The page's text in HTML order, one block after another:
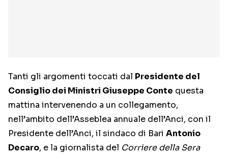
Tanti gli argomenti toccati dal Presidente del
Consiglio dei Ministri Giuseppe Conte questa
mattina intervenendo a un collegamento,
nell’ambito dell’Asseblea annuale dell’Anci, con il
Presidente dell’Anci, il sindaco di Bari Antonio
Decaro, e la giornalista del Corriere della Sera